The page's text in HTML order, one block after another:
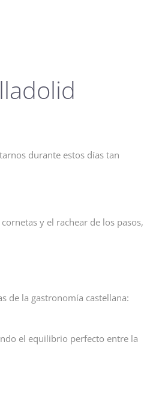
durante estos días tan
y el rachear de los pasos,
de la gastronomía castellana:
el equilibrio perfecto entre la